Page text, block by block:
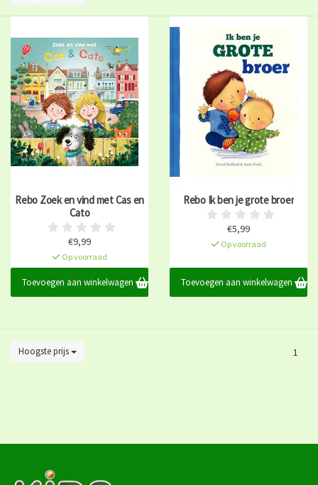
Rebo Zoek en vind met Cas en
Cato
€9,99
Op voorraad
Toevoegen aan winkelwagen
Rebo Ik ben je grote broer
€5,99
Op voorraad
Toevoegen aan winkelwagen
Hoogste prijs 1